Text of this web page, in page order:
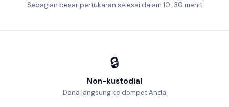
Sebagian besar pertukaran selesai dalam 10-30 menit
🔒
Non-kustodial
Dana langsung ke dompet Anda